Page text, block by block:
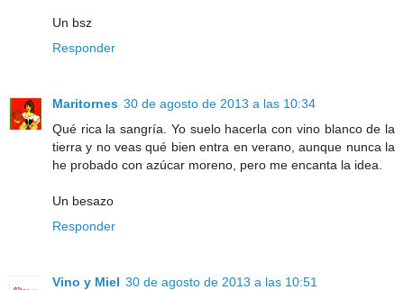
Un bsz
Responder
Maritornes 30 de agosto de 2013 a las 10:34
Qué rica la sangría. Yo suelo hacerla con vino blanco de la
tierra y no veas qué bien entra en verano, aunque nunca la
he probado con azúcar moreno, pero me encanta la idea.
Un besazo
Responder
Vino y Miel 30 de agosto de 2013 a las 10:51